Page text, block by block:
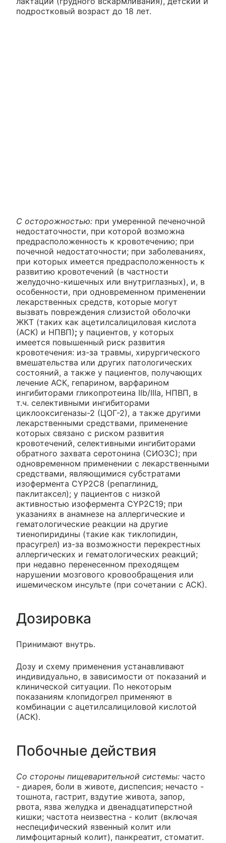
подростковый возраст до 18 лет.
С осторожностью: при умеренной печеночной
недостаточности, при которой возможна
предрасположенность к кровотечению; при
почечной недостаточности; при заболеваниях,
при которых имеется предрасположенность к
развитию кровотечений (в частности
желудочно-кишечных или внутриглазных), и, в
особенности, при одновременном применении
лекарственных средств, которые могут
вызвать повреждения слизистой оболочки
ЖКТ (таких как ацетилсалициловая кислота
(АСК) и НПВП); у пациентов, у которых
имеется повышенный риск развития
кровотечения: из-за травмы, хирургического
вмешательства или других патологических
состояний, а также у пациентов, получающих
лечение АСК, гепарином, варфарином
ингибиторами гликопротеина IIb/IIIa, НПВП, в
т.ч. селективными ингибиторами
циклооксигеназы-2 (ЦОГ-2), а также другими
лекарственными средствами, применение
которых связано с риском развития
кровотечений, селективными ингибиторами
обратного захвата серотонина (СИОЗС); при
одновременном применении с лекарственными
средствами, являющимися субстратами
изофермента CYP2C8 (репаглинид,
паклитаксел); у пациентов с низкой
активностью изофермента CYP2C19; при
указаниях в анамнезе на аллергические и
гематологические реакции на другие
тиенопиридины (такие как тиклопидин,
прасугрел) из-за возможности перекрестных
аллергических и гематологических реакций;
при недавно перенесенном преходящем
нарушении мозгового кровообращения или
ишемическом инсульте (при сочетании с АСК).
Дозировка
Принимают внутрь.
Дозу и схему применения устанавливают
индивидуально, в зависимости от показаний и
клинической ситуации. По некоторым
показаниям клопидогрел применяют в
комбинации с ацетилсалициловой кислотой
(АСК).
Побочные действия
Со стороны пищеварительной системы: часто
- диарея, боли в животе, диспепсия; нечасто -
тошнота, гастрит, вздутие живота, запор,
рвота, язва желудка и двенадцатиперстной
кишки; частота неизвестна - колит (включая
неспецифический язвенный колит или
лимфоцитарный колит), панкреатит, стоматит.